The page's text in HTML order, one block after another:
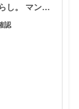
人とペットがともに生きる居心地のいい暮らし。 マンダリンブラザーズ
認